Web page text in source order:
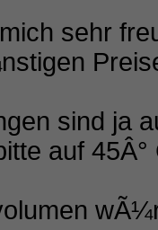
sehr
sind ja
auf 45Â°